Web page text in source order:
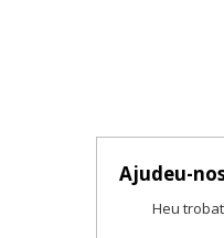
Ajudeu-
Heu